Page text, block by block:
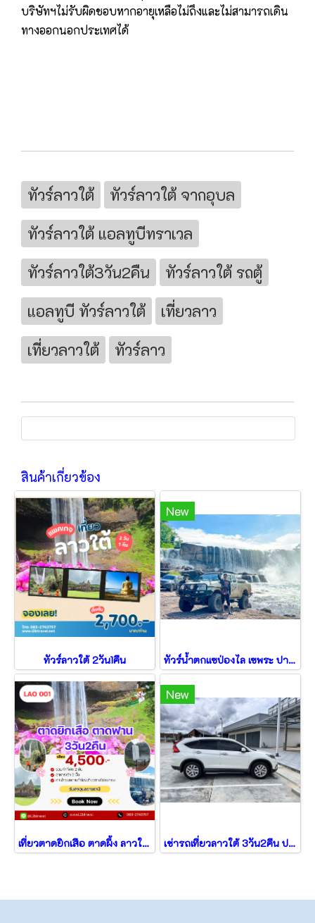
บริษัทฯไม่รับผิดชอบหากอายุเหลือไม่ถึงและไม่สามารถเดิน
ทางออกนอกประเทศได้
ทัวร์ลาวใต้
ทัวร์ลาวใต้ จากอุบล
ทัวร์ลาวใต้ แอลทูบีทราเวล
ทัวร์ลาวใต้3วัน2คืน
ทัวร์ลาวใต้ รถตู้
แอลทูบี ทัวร์ลาวใต้
เที่ยวลาว
เที่ยวลาวใต้
ทัวร์ลาว
สินค้าเกี่ยวข้อง
ทัวร์ลาวใต้ 2วัน1คืน
New
ทัวร์น้ำตกแซป่องไล เซพระ ปากซอง 3วัน2คืน
เที่ยวตาดยิกเสือ ตาดผึ้ง ลาวใต้ ตาดฟาน 3วัน2คืน
New
เช่ารถเที่ยวลาวใต้ 3วัน2คืน ปราสาทหินวัดพู คอนพะเพ็ง หลีผี ตาดฟาน แบบส่วนตัว